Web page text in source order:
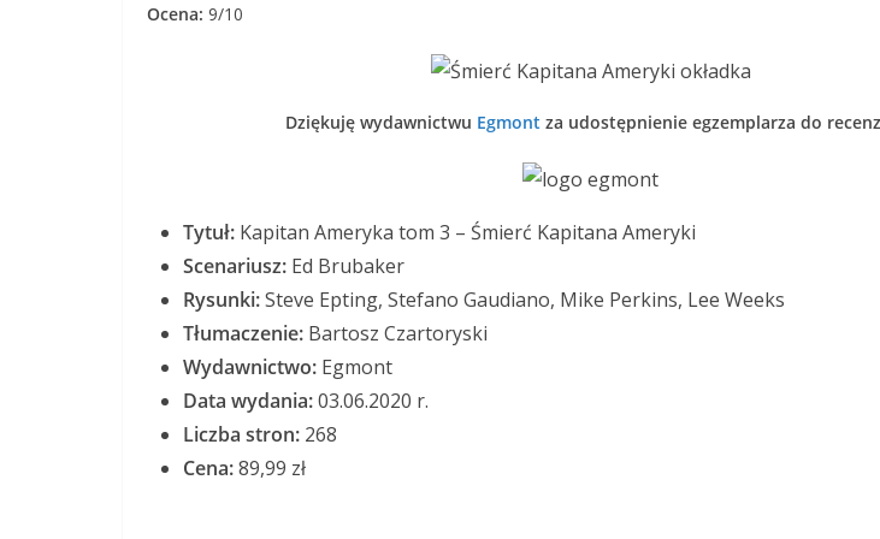
Ocena: 9/10
Dziękuję wydawnictwu Egmont za udostępnienie egzemplarza do
Tytuł: Kapitan Ameryka tom 3 – Śmierć Kapitana Ameryki
Scenariusz: Ed Brubaker
Rysunki:Steve Epting, Stefano Gaudiano, Mike Perkins, Lee Weeks
Tłumaczenie: Bartosz Czartoryski
Wydawnictwo: Egmont
Data wydania:03.06.2020 r.
Liczba stron: 268
Cena:89,99 zł